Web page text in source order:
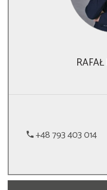
RAFAŁ
+48 793 403 014